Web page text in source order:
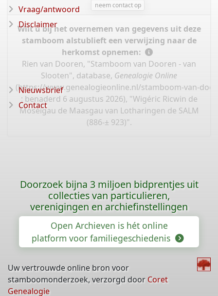
neem contact op
Wilt u bij het overnemen van gegevens uit deze
stamboom alstublieft een verwijzing naar de
herkomst opnemen:
Rien van Dooren, "Stamboom van Dooren - van
Slooten", database, Genealogie Online
(https://www.genealogieonline.nl/stamboom-van-
: benaderd 6 augustus 2026), "Wigéric Ricwin de
Moselgau de Maasgau van Lotharingen de SALM
(886-± 923)".
Vraag/antwoord
Disclaimer
Nieuwsbrief
Contact
Doorzoek bijna 3 miljoen bidprentjes uit
collecties van particulieren,
verenigingen en archiefinstellingen
Open Archieven is hét online
platform voor familiegeschiedenis
Uw vertrouwde online bron voor
stamboomonderzoek, verzorgd door Coret
Genealogie